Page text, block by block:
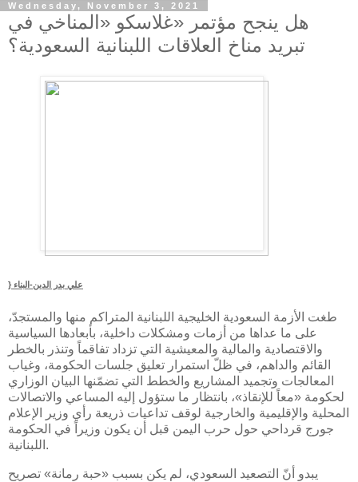
Wednesday, November 3, 2021
هل ينجح مؤتمر «غلاسكو «المناخي في
تبريد مناخ العلاقات اللبنانية السعودية؟
} علي بدر الدين-البناء
طغت الأزمة السعودية الخليجية اللبنانية المتراكم منها والمستجدّ،
على ما عداها من أزمات ومشكلات داخلية، بأبعادها السياسية
والاقتصادية والمالية والمعيشية التي تزداد تفاقماً وتنذر بالخطر
القائم والداهم، في ظلّ استمرار تعليق جلسات الحكومة، وغياب
المعالجات وتجميد المشاريع والخطط التي تضمّنها البيان الوزاري
لحكومة «معاً للإنقاذ»، بانتظار ما ستؤول إليه المساعي والاتصالات
المحلية والإقليمية والخارجية لوقف تداعيات ذريعة رأي وزير الإعلام
جورج قرداحي حول حرب اليمن قبل أن يكون وزيراً في الحكومة
اللبنانية.
يبدو أنّ التصعيد السعودي، لم يكن بسبب «حبة رمانة» تصريح